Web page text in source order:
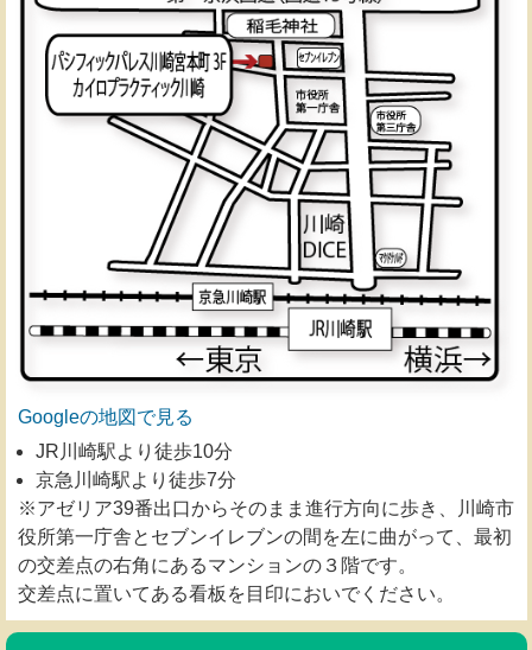
Googleの地図で見る
JR川崎駅より徒歩10分
京急川崎駅より徒歩7分
※アゼリア39番出口からそのまま進行方向に歩き、川崎市
役所第一庁舎とセブンイレブンの間を左に曲がって、最初
の交差点の右角にあるマンションの３階です。
交差点に置いてある看板を目印においでください。